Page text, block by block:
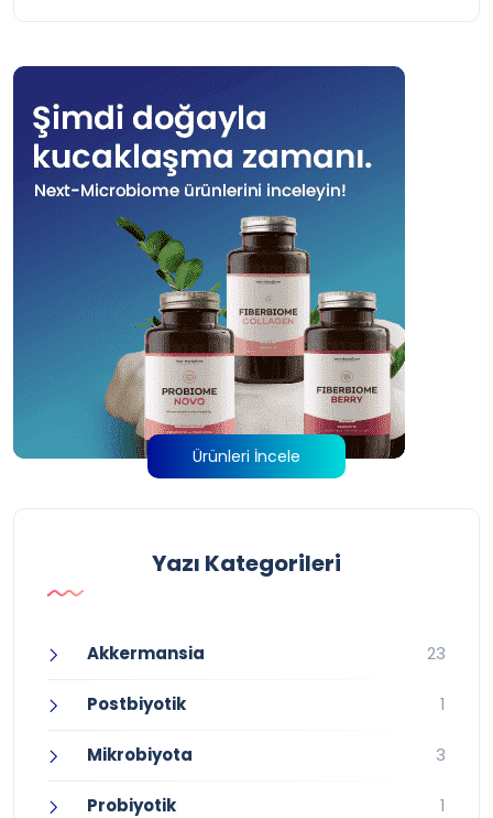
Ürünleri İncele
Yazı Kategorileri
Akkermansia 23
Postbiyotik 1
Mikrobiyota 3
Probiyotik 1